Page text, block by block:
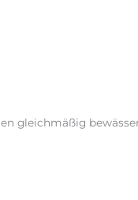
gleichmäßig